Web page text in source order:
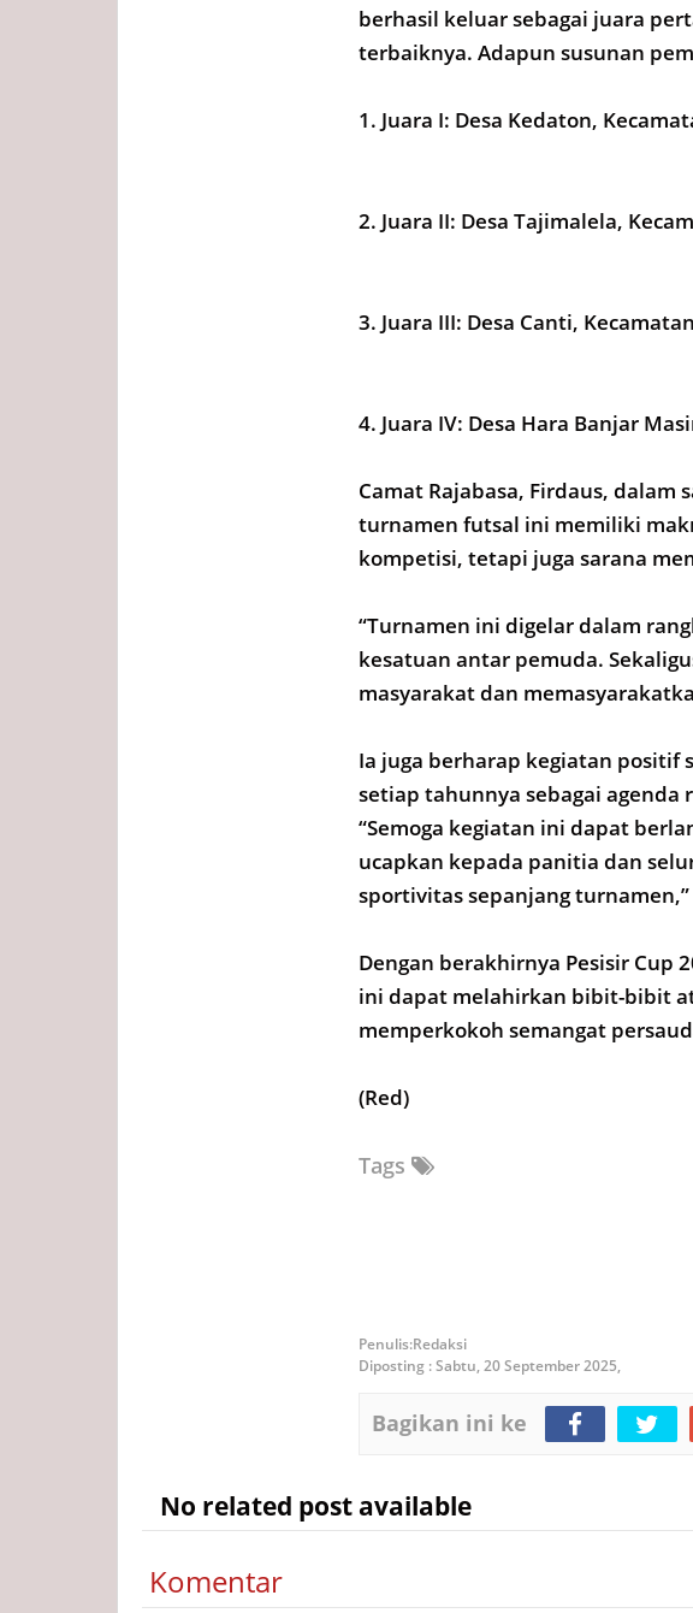
berhasil keluar sebagai juara
terbaiknya. Adapun susunan
1. Juara I: Desa Kedaton,
2. Juara II: Desa Tajimalela,
3. Juara III: Desa Canti,
4. Juara IV: Desa Hara Banjar
Camat Rajabasa, Firdaus, dalam
turnamen futsal ini memiliki
kompetisi, tetapi juga sarana
“Turnamen ini digelar dalam
kesatuan antar pemuda.
masyarakat dan
Ia juga berharap kegiatan positif
setiap tahunnya sebagai agenda
“Semoga kegiatan ini dapat
ucapkan kepada panitia dan
sportivitas sepanjang
Dengan berakhirnya Pesisir Cup
ini dapat melahirkan bibit-bibit
memperkokoh semangat
(Red)
Tags
Redaksi
Diposting :Sabtu, 20 September 2025,
Bagikan ini ke
No related post available
Komentar